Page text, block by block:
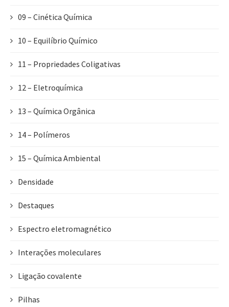
09 – Cinética Química
10 – Equilíbrio Químico
11 – Propriedades Coligativas
12 – Eletroquímica
13 – Química Orgânica
14 – Polímeros
15 – Química Ambiental
Densidade
Destaques
Espectro eletromagnético
Interações moleculares
Ligação covalente
Pilhas